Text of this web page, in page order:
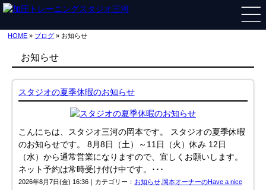
HOME » ブログ » お知らせ
お知らせ
スタジオの夏季休暇のお知らせ
こんにちは、スタジオ三河の岡本です。 スタジオの夏季休暇
のお知らせです。 8月8日（土）～11日（火）休み 12日
（水）から通常営業になりますので、宜しくお願いします。
ネット予約は常時受け付け中です。･･･
2026年8月7日(金) 16:36｜カテゴリー： お知らせ 岡本オーナーのHave a nice